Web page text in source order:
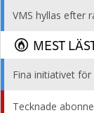
VMS hyllas efter
MEST
Fina initiativet för
Tecknade